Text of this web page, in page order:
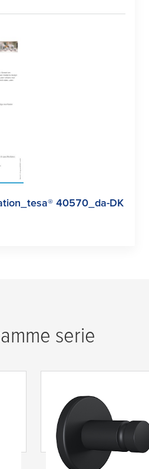
tesa® 40570_da-DK
serie
tesa® Moon Black
håndklædekrog,
selvklæbende,
pulverlakeret metal,
inklusive lim